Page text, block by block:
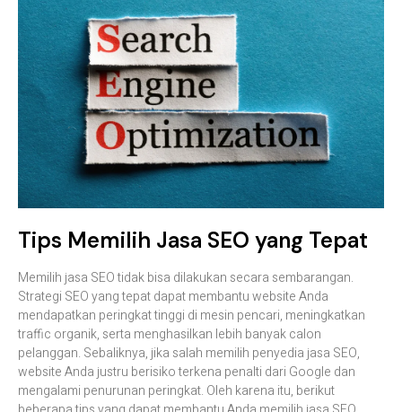
Tips Memilih Jasa SEO yang Tepat
Memilih jasa SEOtidakbisa dilakukan secara sembarangan.
Strategi SEOyangtepatdapatmembantuwebsiteAnda
mendapatkan peringkattinggi di mesin pencari, meningkatkan
traffic organik, serta menghasilkan lebih banyakcalon
pelanggan. Sebaliknya, jika salah memilih penyedia jasa SEO,
websiteAnda justru berisikoterkena penalti dari Google dan
mengalami penurunan peringkat. Oleh karena itu, berikut